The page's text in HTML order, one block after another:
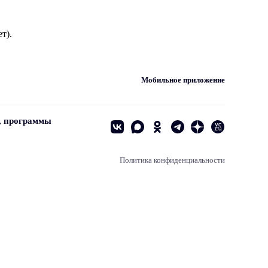
Мобильное приложение
программы
Политика конфиденциальности